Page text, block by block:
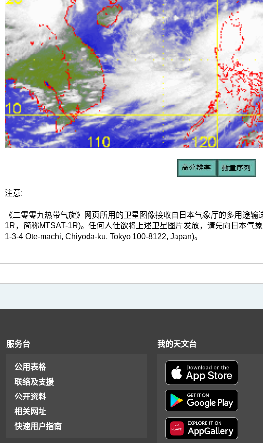
注意:
《二零零九热带气旋》网页所用的卫星图像接收自日本气象厅的多用途
1R，简称MTSAT-1R)。任何人仕欲将上述卫星图片发放，请先向日本气
1-3-4 Ote-machi, Chiyoda-ku, Tokyo 100-8122, Japan)。
服务台
公用表格
联络及支援
公开资料
相关网址
快速用户指南
我的天文台